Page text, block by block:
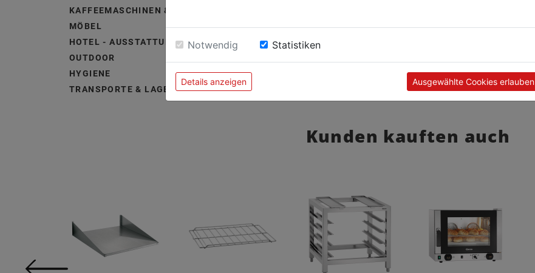
KAFFEEMASCHINEN & ZUBEHÖR
MÖBEL
HOTEL - AUSSTATTUNG &
OUTDOOR
HYGIENE
TRANSPORTE & LAGERUNG
Kunden kauften auch
Notwendig Statistiken
Details anzeigen Ausgewählte Cookies erlauben